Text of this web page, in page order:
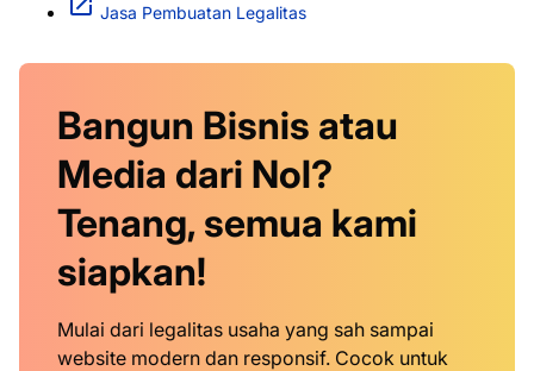
Jasa Pembuatan Legalitas
Bangun Bisnis atau
Media dari Nol?
Tenang, semua kami
siapkan!
Mulai dari legalitas usaha yang sah sampai
website modern dan responsif. Cocok untuk